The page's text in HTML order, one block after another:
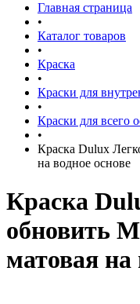
Главная страница
•
Каталог товаров
•
Краска
•
Краски для
•
Краски для всего
•
Краска Dulux
на водное основе
Краска
обновить
матовая на